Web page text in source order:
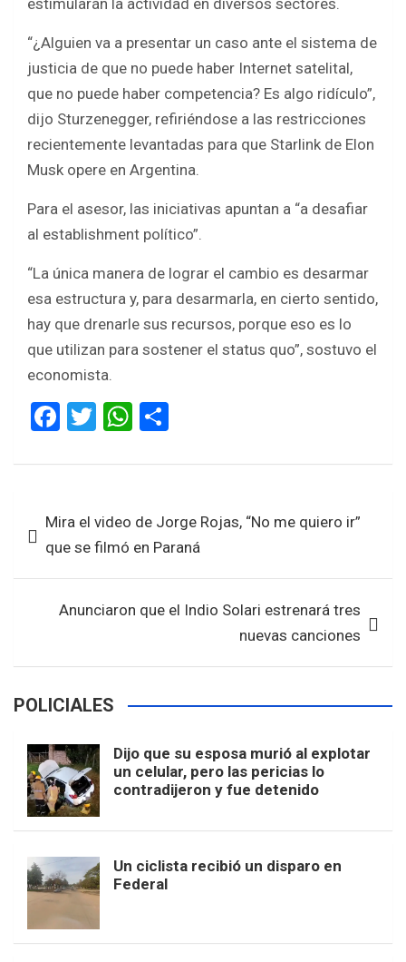
estimularán la actividad en diversos sectores.
“¿Alguien va a presentar un caso ante el sistema de
justicia de que no puede haber Internet satelital,
que no puede haber competencia? Es algo ridículo”,
dijo Sturzenegger, refiriéndose a las restricciones
recientemente levantadas para que Starlink de Elon
Musk opere en Argentina.
Para el asesor, las iniciativas apuntan a “a desafiar
al establishment político”.
“La única manera de lograr el cambio es desarmar
esa estructura y, para desarmarla, en cierto sentido,
hay que drenarle sus recursos, porque eso es lo
que utilizan para sostener el status quo”, sostuvo el
economista.
F
ce
o
o
k
T
tt
W
at
A
p
p
ar
de
entradas
Mira el video de Jorge Rojas, “No me quiero ir”
que se filmó en Paraná
Anunciaron que el Indio Solari estrenará tres
nuevas canciones
POLICIALES
Dijo que su esposa murió al explotar
un celular, pero las pericias lo
contradijeron y fue detenido
Un ciclista recibió un disparo en
Federal